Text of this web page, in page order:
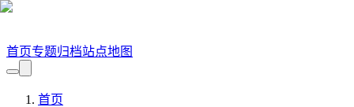
首页专题归档站点地图
首页